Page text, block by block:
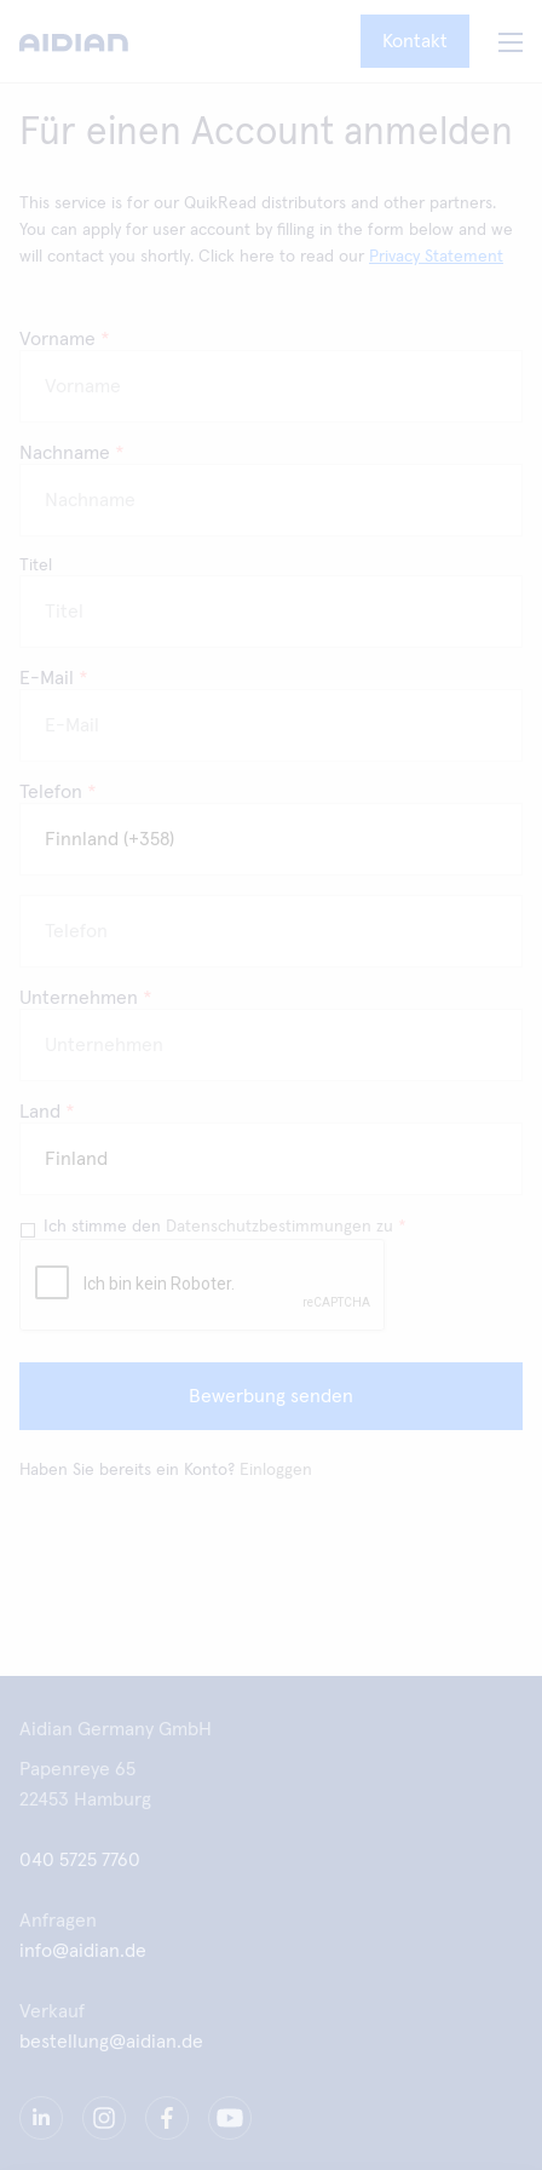
Kontakt
Für einen Account anmelden
This service is for our QuikRead distributors and other partners.
You can apply for user account by filling in the form below and we
will contact you shortly. Click here to read our Privacy Statement
Vorname *
Nachname *
Titel
E-Mail *
Telefon *
Unternehmen *
Land *
Ich stimme den Datenschutzbestimmungen zu *
Bewerbung senden
Haben Sie bereits ein Konto? Einloggen
Aidian Germany GmbH
Papenreye 65
22453 Hamburg
040 5725 7760
Anfragen
info@aidian.de
Verkauf
bestellung@aidian.de